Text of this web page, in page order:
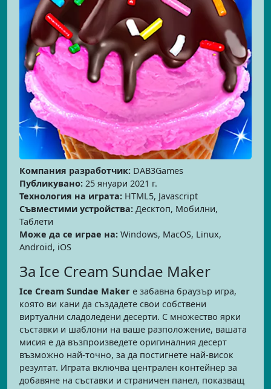
Компания разработчик: DAB3Games
Публикувано: 25 януари 2021 г.
Технология на играта: HTML5, Javascript
Съвместими устройства: Десктоп, Мобилни,
Таблети
Може да се играе на: Windows, MacOS, Linux,
Android, iOS
За Ice Cream Sundae Maker
Ice Cream Sundae Maker е забавна браузър игра,
която ви кани да създадете свои собствени
виртуални сладоледени десерти. С множество ярки
съставки и шаблони на ваше разположение, вашата
мисия е да възпроизведете оригиналния десерт
възможно най-точно, за да постигнете най-висок
резултат. Играта включва централен контейнер за
добавяне на съставки и страничен панел, показващ